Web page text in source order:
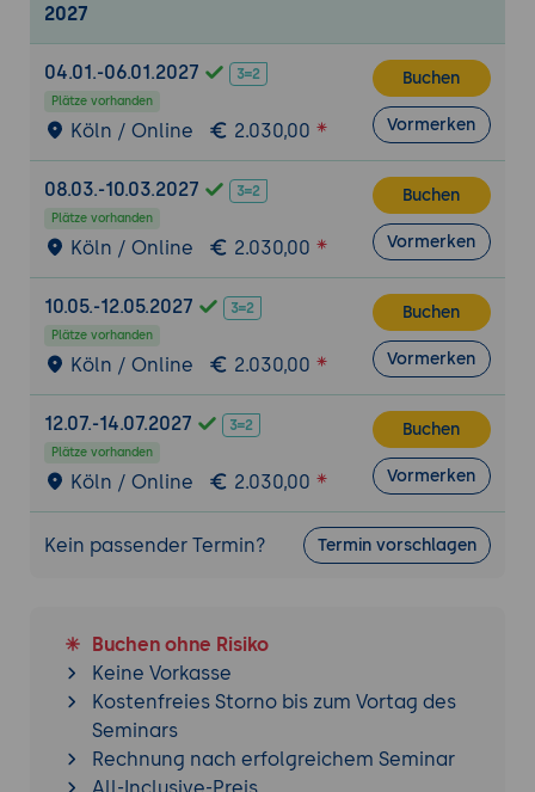
Tools:
Ergebnisse:Die Teilnehmenden
analysieren Spannungen und
Verformungen und optimieren die Struktur
basierend auf den Ergebnissen.
Vertiefung der Funktionen von Karamba3D
Lastfälle und Kombinationen:
Definition
und Analyse von verschiedenen
Optimierung und Materialeinsparung:
Nutzung von Karamba3D zur Minimierung
von Materialeinsatz bei gleichbleibender
Interaktive Analyse:
Live-Anpassung von
Geometrien und sofortige Aktualisierung
der Analyseergebnisse.
Integration mit anderen Tools:Übergabe
der Daten an CAD- und FEM-Systeme für
Nichtlineare Tragwerksanalysen:
Einführung in nichtlineare Berechnungen
für realistische Simulationen.
Topologieoptimierung:
Karamba3D zur Optimierung der
2027
04.01.-06.01.2027
Plätze vorhanden
Köln / Online 2.030,00
Buchen
Vormerken
08.03.-10.03.2027
Plätze vorhanden
Köln / Online 2.030,00
Buchen
Vormerken
10.05.-12.05.2027
Plätze vorhanden
Köln / Online 2.030,00
Buchen
Vormerken
12.07.-14.07.2027
Plätze vorhanden
Köln / Online 2.030,00
Buchen
Vormerken
Kein passender Termin? Termin vorschlagen
Buchen ohne Risiko
Keine Vorkasse
Kostenfreies Storno bis zum Vortag des
Seminars
Rechnung nach erfolgreichem Seminar